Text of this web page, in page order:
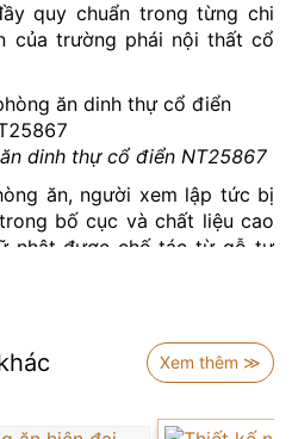
quy chuẩn trong từng chi
của trường phái nội thất cổ
dinh thự cổ điển NT25867
ăn, người xem lập tức bị
bố cục và chất liệu cao
nhật được chế tác từ gỗ tự
bọc da cao cấp cùng hoa
không gian phòng ăn đẹp
Xem thêm ≫